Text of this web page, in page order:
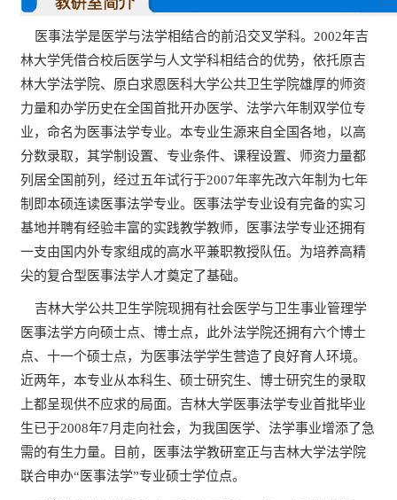
医事法学是医学与法学相结合的前沿交叉学科。2002年吉
林大学凭借合校后医学与人文学科相结合的优势，依托原吉
林大学法学院、原白求恩医科大学公共卫生学院雄厚的师资
力量和办学历史在全国首批开办医学、法学六年制双学位专
业，命名为医事法学专业。本专业生源来自全国各地，以高
分数录取，其学制设置、专业条件、课程设置、师资力量都
列居全国前列，经过五年试行于2007年率先改六年制为七年
制即本硕连读医事法学专业。医事法学专业设有完备的实习
基地并聘有经验丰富的实践教学教师，医事法学专业还拥有
一支由国内外专家组成的高水平兼职教授队伍。为培养高精
尖的复合型医事法学人才奠定了基础。
吉林大学公共卫生学院现拥有社会医学与卫生事业管理学
医事法学方向硕士点、博士点，此外法学院还拥有六个博士
点、十一个硕士点，为医事法学学生营造了良好育人环境。
近两年，本专业从本科生、硕士研究生、博士研究生的录取
上都呈现供不应求的局面。吉林大学医事法学专业首批毕业
生已于2008年7月走向社会，为我国医学、法学事业增添了急
需的有生力量。目前，医事法学教研室正与吉林大学法学院
联合申办“医事法学”专业硕士学位点。